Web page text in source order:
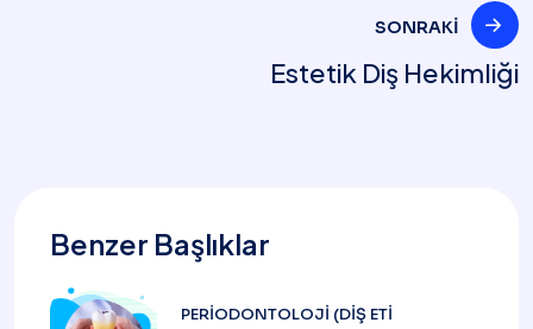
SONRAKI
Estetik Diş Hekimliği
Benzer Başlıklar
PERIODONTOLOJI (DIŞ ETI